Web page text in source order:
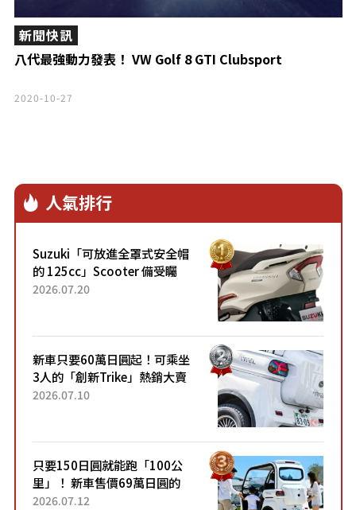
八代最強動力發表！ VW Golf 8 GTI Clubsport
新聞快訊
2020-10-27
人氣排行
Suzuki「可放進全罩式安全帽
的 125cc」Scooter 備受矚
目！採用全新流線設計與各項
2026.07.20
新車只要60萬日圓起！可乘坐
3人的「創新Trike」熱銷大賣
成為人氣車款！「養車成本真
2026.07.10
只要150日圓就能跑「100公
里」！ 新車售價69萬日圓的
「3人座」Trike大受歡迎！ 順
2026.07.12